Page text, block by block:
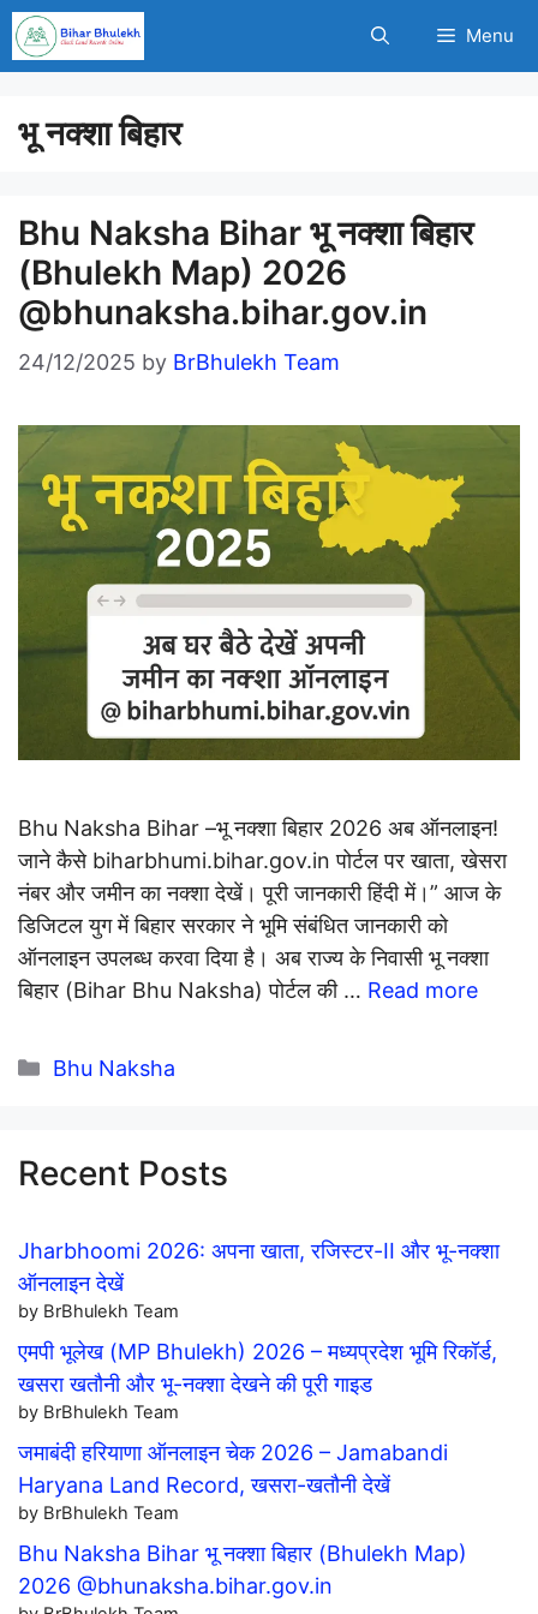
Skip
to
content
Menu
भू नक्शा बिहार
Bhu Naksha Bihar भू नक्शा बिहार
(Bhulekh Map) 2026
@bhunaksha.bihar.gov.in
24/12/2025 by BrBhulekh Team
Bhu Naksha Bihar –भू नक्शा बिहार 2026 अब ऑनलाइन!
जाने कैसे biharbhumi.bihar.gov.in पोर्टल पर खाता, खेसरा
नंबर और जमीन का नक्शा देखें। पूरी जानकारी हिंदी में।” आज के
डिजिटल युग में बिहार सरकार ने भूमि संबंधित जानकारी को
ऑनलाइन उपलब्ध करवा दिया है। अब राज्य के निवासी भू नक्शा
बिहार (Bihar Bhu Naksha) पोर्टल की … Read more
Categories
Bhu Naksha
Recent Posts
Jharbhoomi 2026: अपना खाता, रजिस्टर-II और भू-नक्शा
ऑनलाइन देखें
by BrBhulekh Team
एमपी भूलेख (MP Bhulekh) 2026 – मध्यप्रदेश भूमि रिकॉर्ड,
खसरा खतौनी और भू-नक्शा देखने की पूरी गाइड
by BrBhulekh Team
जमाबंदी हरियाणा ऑनलाइन चेक 2026 – Jamabandi
Haryana Land Record, खसरा-खतौनी देखें
by BrBhulekh Team
Bhu Naksha Bihar भू नक्शा बिहार (Bhulekh Map)
2026 @bhunaksha.bihar.gov.in